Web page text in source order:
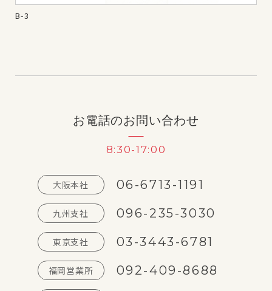
B-3
お電話のお問い合わせ
8:30-17:00
大阪本社 06-6713-1191
九州支社 096-235-3030
東京支社 03-3443-6781
福岡営業所 092-409-8688